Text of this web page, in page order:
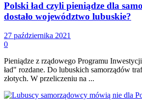
Polski ład czyli pieniądze dla
dostało województwo lubuskie?
27 października 2021
0
Pieniądze z rządowego Programu
ład" rozdane. Do lubuskich samorządów
złotych. W przeliczeniu na ...